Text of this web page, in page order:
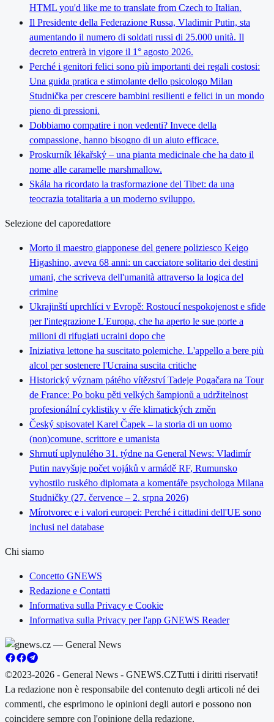
HTML you'd like me to translate from Czech to Italian.
Il Presidente della Federazione Russa, Vladimir Putin, sta
aumentando il numero di soldati russi di 25.000 unità. Il
decreto entrerà in vigore il 1° agosto 2026.
Perché i genitori felici sono più importanti dei regali costosi:
Una guida pratica e stimolante dello psicologo Milan
Studnička per crescere bambini resilienti e felici in un mondo
pieno di pressioni.
Dobbiamo compatire i non vedenti? Invece della
compassione, hanno bisogno di un aiuto efficace.
Proskurník lékařský – una pianta medicinale che ha dato il
nome alle caramelle marshmallow.
Skála ha ricordato la trasformazione del Tibet: da una
teocrazia totalitaria a un moderno sviluppo.
Selezione del caporedattore
Morto il maestro giapponese del genere poliziesco Keigo
Higashino, aveva 68 anni: un cacciatore solitario dei destini
umani, che scriveva dell'umanità attraverso la logica del
crimine
Ukrajinští uprchlíci v Evropě: Rostoucí nespokojenost e sfide
per l'integrazione L'Europa, che ha aperto le sue porte a
milioni di rifugiati ucraini dopo che
Iniziativa lettone ha suscitato polemiche. L'appello a bere più
alcol per sostenere l'Ucraina suscita critiche
Historický význam pátého vítězství Tadeje Pogačara na Tour
de France: Po boku pěti velkých šampionů a udržitelnost
profesionální cyklistiky v éře klimatických změn
Český spisovatel Karel Čapek – la storia di un uomo
(non)comune, scrittore e umanista
Shrnutí uplynulého 31. týdne na General News: Vladimír
Putin navyšuje počet vojáků v armádě RF, Rumunsko
vyhostilo ruského diplomata a komentáře psychologa Milana
Studničky (27. července – 2. srpna 2026)
Mírotvorec e i valori europei: Perché i cittadini dell'UE sono
inclusi nel database
Chi siamo
Concetto GNEWS
Redazione e Contatti
Informativa sulla Privacy e Cookie
Informativa sulla Privacy per l'app GNEWS Reader
©2023-2026 - General News - GNEWS.CZTutti i diritti riservati!
La redazione non è responsabile del contenuto degli articoli né dei
commenti, che esprimono le opinioni degli autori e possono non
coincidere sempre con l'opinione della redazione.